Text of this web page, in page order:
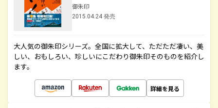
御朱印
2015.04.24 発売
大人気の御朱印シリーズ。全国に拡大して、ただただ凄い、美
しい、おもしろい、珍しいにこだわり御朱印そのものを紹介し
ます。
詳細を見る